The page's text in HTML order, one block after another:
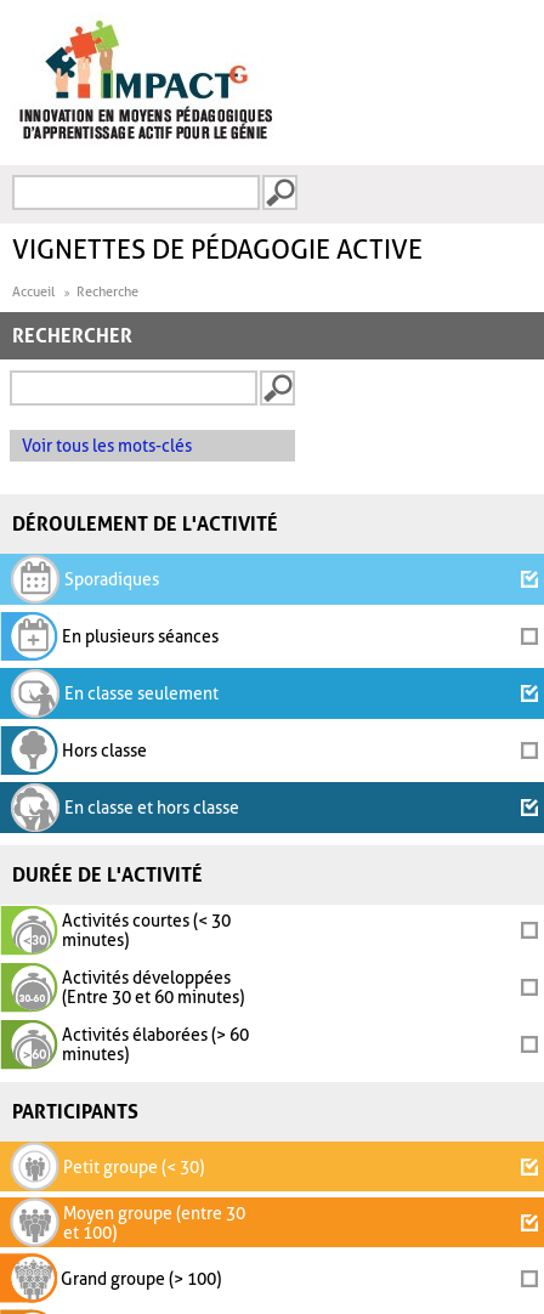
FORMULAIRE DE
VIGNETTES DE PÉDAGOGIE ACTIVE
Accueil Recherche
RECHERCHER
Voir tous les mots-clés
DÉROULEMENT DE L'ACTIVITÉ
Sporadiques
En plusieurs séances
En classe seulement
Hors classe
En classe et hors classe
DURÉE DE L'ACTIVITÉ
Activités courtes (< 30
minutes)
Activités développées
(Entre 30 et 60 minutes)
Activités élaborées (> 60
minutes)
PARTICIPANTS
Petit groupe (< 30)
Moyen groupe (entre 30
et 100)
Grand groupe (> 100)